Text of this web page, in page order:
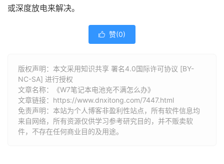
或深度放电来解决。
 赞(0)
版权声明：本文采用知识共享 署名4.0国际许可协议 [BY-
NC-SA] 进行授权
文章名称：《W7笔记本电池充不满怎么办》
文章链接： https://www.dnxitong.com/7447.html
免责声明：本站为个人博客非盈利性站点，所有软件信息均
来自网络，所有资源仅供学习参考研究目的，并不贩卖软
件，不存在任何商业目的及用途。